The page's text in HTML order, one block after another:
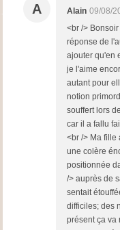
A Alain 09/08/
<br />
réponse de
ajouter qu'en
je l'aime
autant pour
notion
souffert lors
car il a fallu
<br /> Ma
une colère
positionnée
/> auprès de
sentait
difficiles; des
présent ça va